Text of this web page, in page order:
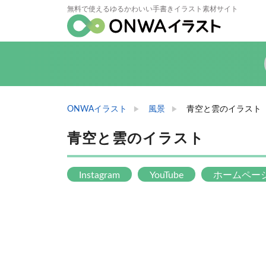
無料で使えるゆるかわいい手書きイラスト素材サイト
ONWAイラスト 風景 青空と雲のイラスト
青空と雲のイラスト
Instagram YouTube ホームペー